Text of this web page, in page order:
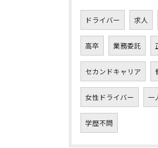
ドライバー 求人
高卒 業務委託
セカンドキャリア
女性ドライバー 一
学歴不問